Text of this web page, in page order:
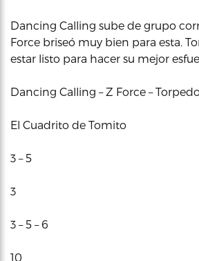
Dancing Calling sube de grupo
Force briseó muy bien para esta.
estar listo para hacer su mejor
Dancing Calling – Z Force –
El Cuadrito de Tomito
3 – 5
3
3 – 5 – 6
10